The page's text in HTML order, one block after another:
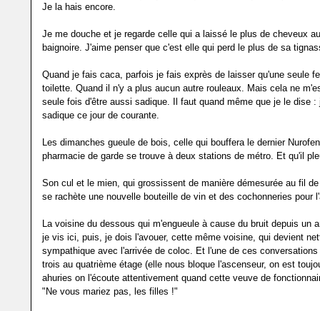
Je la hais encore.
Je me douche et je regarde celle qui a laissé le plus de cheveux
baignoire. J'aime penser que c'est elle qui perd le plus de sa
Quand je fais caca, parfois je fais exprès de laisser qu'une seule
toilette. Quand il n'y a plus aucun autre rouleaux. Mais cela ne
seule fois d'être aussi sadique. Il faut quand même que je le dise :
sadique ce jour de courante.
Les dimanches gueule de bois, celle qui bouffera le dernier
pharmacie de garde se trouve à deux stations de métro. Et qu'il
Son cul et le mien, qui grossissent de manière démesurée au fil
se rachète une nouvelle bouteille de vin et des cochonneries pour
La voisine du dessous qui m'engueule à cause du bruit depuis un
je vis ici, puis, je dois l'avouer, cette même voisine, qui devient
sympathique avec l'arrivée de coloc. Et l'une de ces conversations
trois au quatrième étage (elle nous bloque l'ascenseur, on est
ahuries on l'écoute attentivement quand cette veuve de
"Ne vous mariez pas, les filles !"